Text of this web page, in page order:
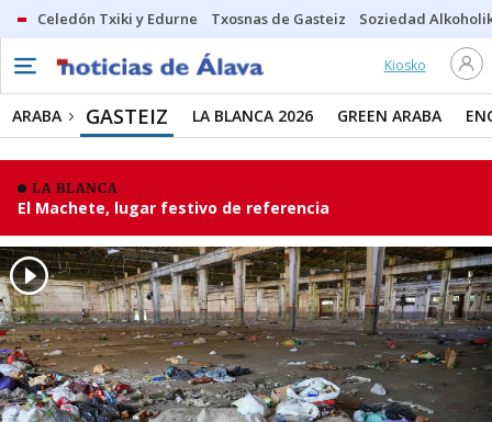
Celedón Txiki y Edurne Txosnas de Gasteiz Soziedad
Kiosko
ARABA GASTEIZ LA BLANCA 2026 GREEN ARABA
LA BLANCA
El Machete, lugar festivo de referencia